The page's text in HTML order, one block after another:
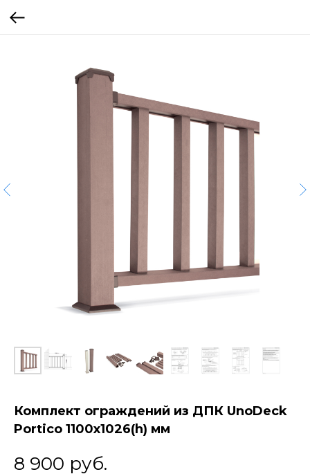
Комплект ограждений из ДПК UnoDeck
Portico 1100х1026(h) мм
8 900 руб.